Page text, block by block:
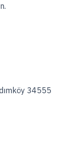
34555